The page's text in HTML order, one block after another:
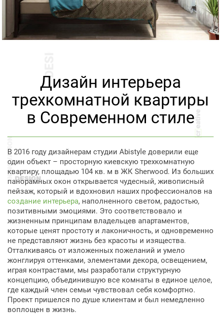
Дизайн интерьера
трехкомнатной квартиры
в Современном стиле
В 2016 году дизайнерам студии Abistyle доверили еще
один объект – просторную киевскую трехкомнатную
квартиру, площадью 104 кв. м в ЖК Sherwood. Из больших
панорамных окон открывается чудесный, живописный
пейзаж, который и вдохновил наших профессионалов на
создание интерьера, наполненного светом, радостью,
позитивными эмоциями. Это соответствовало и
жизненным принципам владельцев апартаментов,
которые ценят простоту и лаконичность, и одновременно
не представляют жизнь без красоты и изящества.
Отталкиваясь от изложенных пожеланий и умело
жонглируя оттенками, элементами декора, освещением,
играя контрастами, мы разработали структурную
концепцию, объединившую все комнаты в единое целое,
где каждый член семьи чувствовал себя комфортно.
Проект пришелся по душе клиентам и был немедленно
воплощен в жизнь.